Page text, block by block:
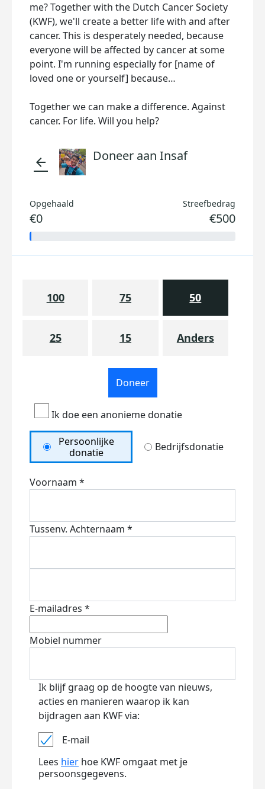
me? Together with the Dutch Cancer Society
(KWF), we'll create a better life with and after
cancer. This is desperately needed, because
everyone will be affected by cancer at some
point. I'm running especially for [name of
loved one or yourself] because…
Together we can make a difference. Against
cancer. For life. Will you help?
arrow_back Doneer aan Insaf
Opgehaald
€0
Streefbedrag
€500
100 75 50
25 15 Anders
Doneer
Ik doe een anonieme donatie
Persoonlijke
donatie
Bedrijfsdonatie
Voornaam *
Tussenv. Achternaam *
E-mailadres *
Mobiel nummer
Ik blijf graag op de hoogte van nieuws,
acties en manieren waarop ik kan
bijdragen aan KWF via:
E-mail
Lees hier hoe KWF omgaat met je
persoonsgegevens.